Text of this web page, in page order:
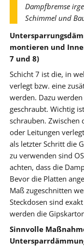
Dampfbremse
Schimmel und
montieren und
7 und 8)
Schicht 7 ist die, in
verlegt bzw. eine
werden. Dazu
geschraubt. Wichtig
schrauben. Zwischen
oder Leitungen
als letzter Schritt die
zu verwenden sind
achten, dass die
Bevor die Platten
Maß zugeschnitten
Steckdosen sind
werden die
Sinnvolle